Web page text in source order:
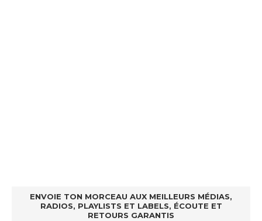
ENVOIE TON MORCEAU AUX MEILLEURS MÉDIAS,
RADIOS, PLAYLISTS ET LABELS, ÉCOUTE ET
RETOURS GARANTIS